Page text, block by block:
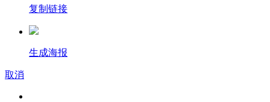
复制链接
生成海报
取消